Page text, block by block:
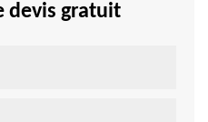
devis gratuit